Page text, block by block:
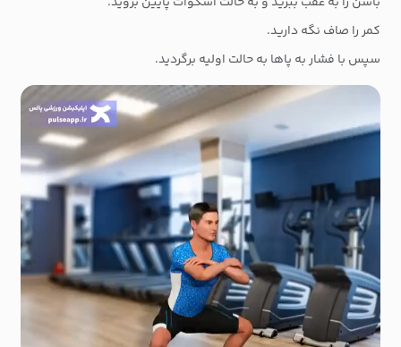
کمر را صاف نگه دارید.
سپس با فشار به پاها به حالت اولیه برگردید.